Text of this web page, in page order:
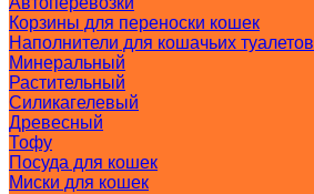
Корзины для переноски кошек
Наполнители для кошачьих туалетов
Минеральный
Растительный
Силикагелевый
Древесный
Тофу
Посуда для кошек
Миски для кошек